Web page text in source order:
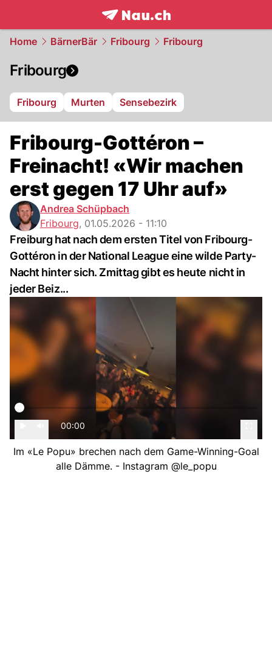
frontpage.NAU.ch
Home BärnerBär Fribourg Fribourg
Fribourg
Fribourg Murten Sensebezirk
Fribourg-Gottéron –
Freinacht! «Wir machen
erst gegen 17 Uhr auf»
Andrea Schüpbach
Fribourg, 01.05.2026 - 11:10
Freiburg hat nach dem ersten Titel von Fribourg-
Gottéron in der National League eine wilde Party-
Nacht hinter sich. Zmittag gibt es heute nicht in
jeder Beiz...
00:00
Im «Le Popu» brechen nach dem Game-Winning-Goal
alle Dämme. - Instagram @le_popu